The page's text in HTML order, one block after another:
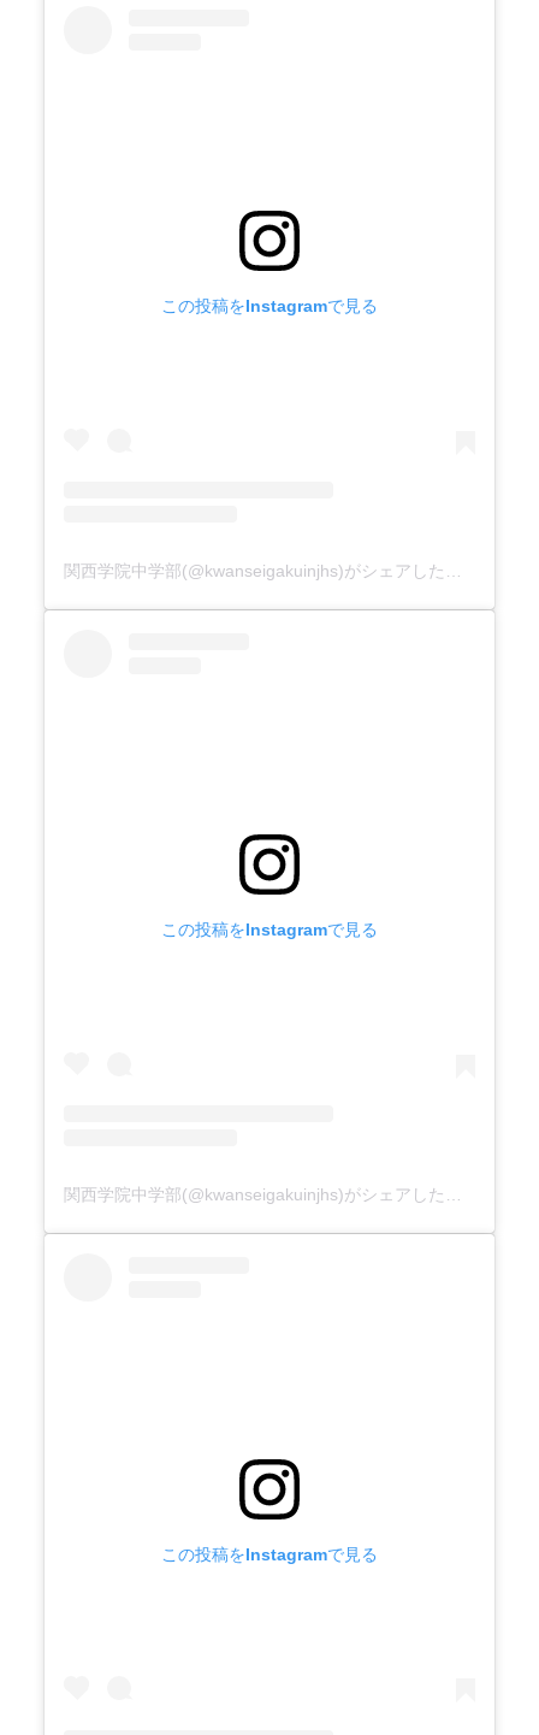
この投稿をInstagramで見る
関西学院中学部(@kwanseigakuinjhs)がシェアした投稿
この投稿をInstagramで見る
関西学院中学部(@kwanseigakuinjhs)がシェアした投稿
この投稿をInstagramで見る